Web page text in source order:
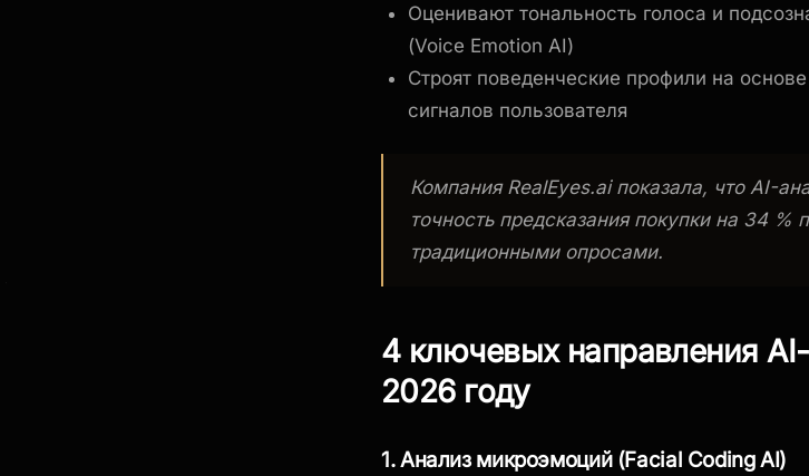
Оценивают тональность голоса и
(Voice Emotion AI)
Строят поведенческие профили на
сигналов пользователя
Компания RealEyes.ai показала, что AI-
точность предсказания покупки на 34 %
традиционными опросами.
4 ключевых направления
2026 году
1. Анализ микроэмоций (Facial Coding AI)